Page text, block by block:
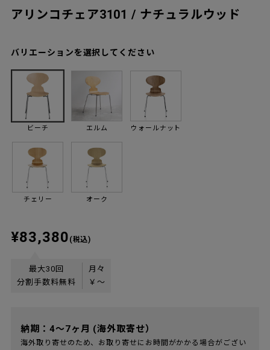
アリンコチェア3101 / ナチュラルウッド
バリエーションを選択してください
ビーチ
チェリー
エルム
オーク
ウォールナット
¥83,380 (税込)
最大30回
分割手数料無料
月々
￥ 〜
納期：4～7ヶ月 (海外取寄せ）
海外取り寄せのため、お取り寄せにお時間がかかる場合がござい